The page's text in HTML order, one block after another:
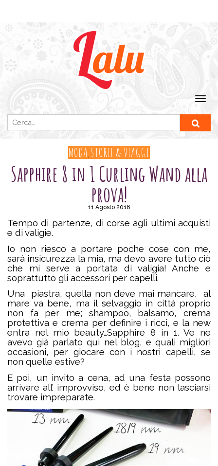
MODA , STORIE & VIAGGI
Sapphire 8 in 1 Curling Wand alla
prova!
11 Agosto 2016
Tempo di partenze, di corse agli ultimi acquisti
e di valigie.
Io non riesco a portare poche cose con me,
sarà insicurezza la mia, ma devo avere tutto ciò
che mi serve a portata di valigia! Anche e
soprattutto gli accessori per capelli.
Una piastra, quella non deve mai mancare, al
mare va bene, ma il selvaggio in città proprio
non fa per me; shampoo, balsamo, crema
protettiva e crema per definire i ricci, e la new
entra nel mio beauty…Sapphire 8 in 1. Ve ne
avevo già parlato qui nel blog, e quali migliori
occasioni, per giocare con i nostri capelli, se
non quelle estive?
E poi, un invito a cena, ad una festa possono
arrivare all’ improvviso, ed è bene non lasciarsi
trovare impreparate.